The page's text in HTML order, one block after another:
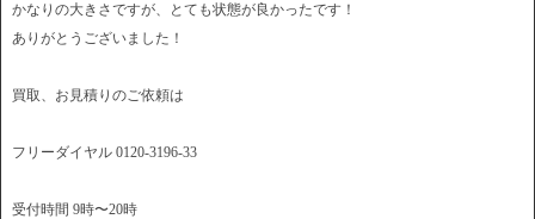
かなりの大きさですが、とても状態が良かったです！
ありがとうございました！
買取、お見積りのご依頼は
フリーダイヤル 0120-3196-33
受付時間 9時〜20時